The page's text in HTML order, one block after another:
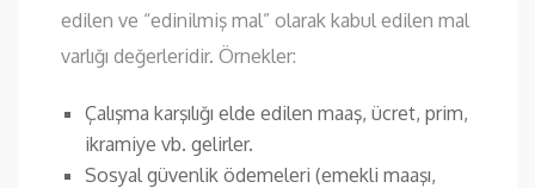
edilen ve “edinilmiş mal” olarak kabul edilen mal
varlığı değerleridir. Örnekler:
Çalışma karşılığı elde edilen maaş, ücret, prim,
ikramiye vb. gelirler.
Sosyal güvenlik ödemeleri (emekli maaşı,